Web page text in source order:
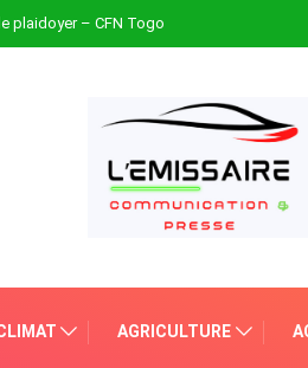
plaidoyer – CFN Togo
AGRICULTURE